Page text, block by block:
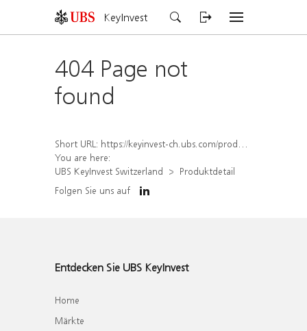
KeyInvest
404 Page not
found
Short URL: https://keyinvest-ch.ubs.com/produkt/detail/index/isin/CH1573356503
You are here:
UBS KeyInvest Switzerland
Produktdetail
Folgen Sie uns auf
Entdecken Sie UBS KeyInvest
Home
Märkte